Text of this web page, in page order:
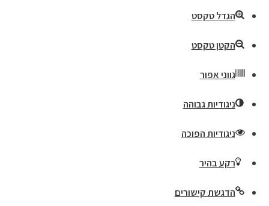
הגדל טקסט
הקטן טקסט
גווני אפור
ניגודיות גבוהה
ניגודיות הפוכה
רקע בהיר
הדגשת קישורים